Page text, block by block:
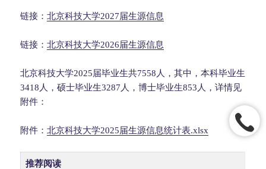
链接：北京科技大学2027届生源信息
链接：北京科技大学2026届生源信息
北京科技大学2025届毕业生共7558人，其中，本科毕业生
3418人，硕士毕业生3287人，博士毕业生853人，详情见
附件：
附件：北京科技大学2025届生源信息统计表.xlsx
推荐阅读